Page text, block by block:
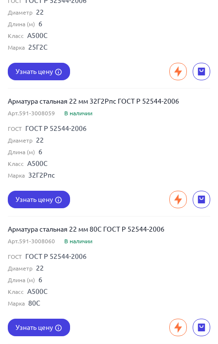
Диаметр 22
Длина (м) 6
Класс А500С
Марка 25Г2С
Узнать цену
Арматура стальная 22 мм 32Г2Рпс ГОСТ Р 52544-2006
Арт.591-3008059 В наличии
ГОСТ ГОСТ Р 52544-2006
Диаметр 22
Длина (м) 6
Класс А500С
Марка 32Г2Рпс
Узнать цену
Арматура стальная 22 мм 80С ГОСТ Р 52544-2006
Арт.591-3008060 В наличии
ГОСТ ГОСТ Р 52544-2006
Диаметр 22
Длина (м) 6
Класс А500С
Марка 80С
Узнать цену